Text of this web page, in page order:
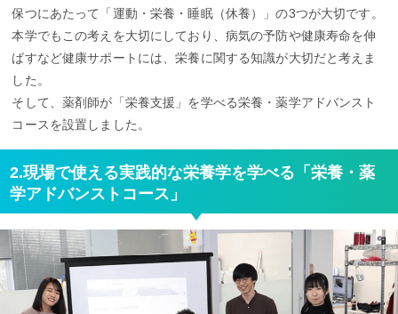
保つにあたって「運動・栄養・睡眠（休養）」の3つが大切です。
本学でもこの考えを大切にしており、病気の予防や健康寿命を伸
ばすなど健康サポートには、栄養に関する知識が大切だと考えま
した。
そして、薬剤師が「栄養支援」を学べる栄養・薬学アドバンスト
コースを設置しました。
2.現場で使える実践的な栄養学を学べる「栄養・薬
学アドバンストコース」